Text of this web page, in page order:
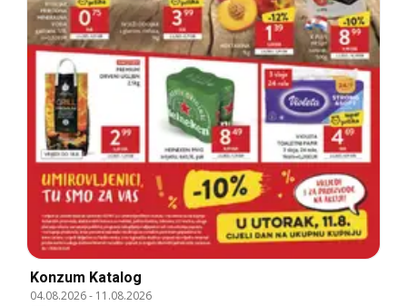
Konzum Katalog
04.08.2026- 11.08.2026